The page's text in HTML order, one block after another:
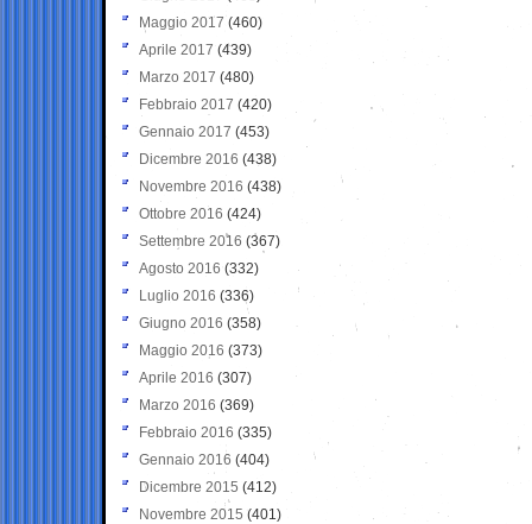
Maggio 2017 (460)
Aprile 2017 (439)
Marzo 2017 (480)
Febbraio 2017 (420)
Gennaio 2017 (453)
Dicembre 2016 (438)
Novembre 2016 (438)
Ottobre 2016 (424)
Settembre 2016 (367)
Agosto 2016 (332)
Luglio 2016 (336)
Giugno 2016 (358)
Maggio 2016 (373)
Aprile 2016 (307)
Marzo 2016 (369)
Febbraio 2016 (335)
Gennaio 2016 (404)
Dicembre 2015 (412)
Novembre 2015 (401)